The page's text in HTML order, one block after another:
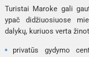
Turistai Maroke gali
ypač didžiuosiuose
dalykų, kuriuos verta
privatūs gydymo